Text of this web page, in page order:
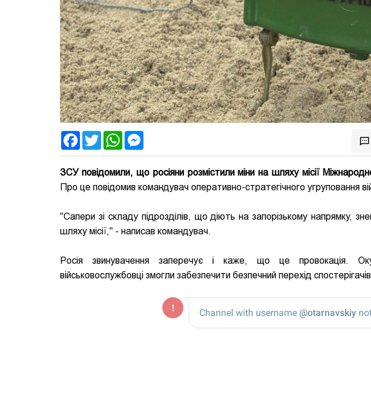
FacebookTwitter WhatsApp
ЗСУ повідомили, що росіяни розмістили міни на шляху місії
Про це повідомив командувач оперативно-стратегічного угруповання
"Сапери зі складу підрозділів, що діють на запорізькому напрямку,
шляху місії," - написав командувач.
Росія звинувачення заперечує і каже, що це провокація.
військовослужбовці змогли забезпечити безпечний перехід